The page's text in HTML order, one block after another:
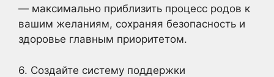
— максимально приблизить процесс родов к
вашим желаниям, сохраняя безопасность и
здоровье главным приоритетом.
6. Создайте систему поддержки